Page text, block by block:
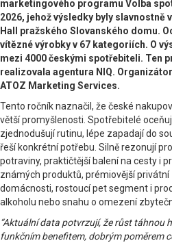
marketingového programu Volba
2026, jehož výsledky byly slavnostně
Hall pražského Slovanského domu.
vítězné výrobky v 67 kategoriích. O
mezi 4000 českými spotřebiteli. Ten
realizovala agentura NIQ.
ATOZ Marketing Services.
Tento ročník naznačil, že české
větší promyšlenosti. Spotřebitelé
zjednodušují rutinu, lépe zapadají do
řeší konkrétní potřebu. Silně rezonují
potraviny, praktičtější balení na cesty i
známých produktů, prémiovější privátní
domácnosti, rostoucí pet segment i
alkoholu nebo snahu o omezení
“Aktuální data potvrzují, že růst táhnou
funkčním benefitem, dobrým poměrem